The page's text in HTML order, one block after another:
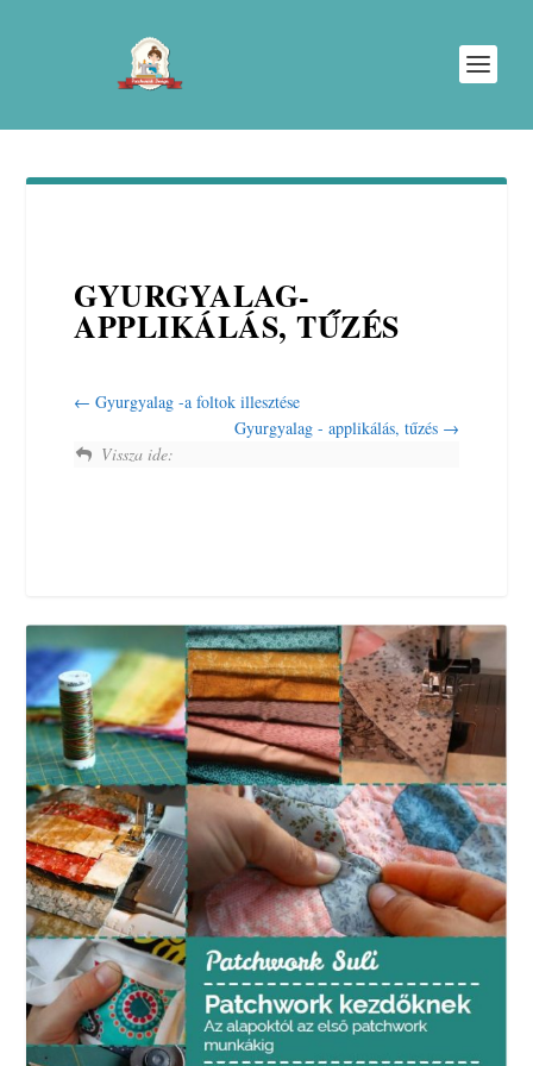
GYURGYALAG-
APPLIKÁLÁS, TŰZÉS
Gyurgyalag -a foltok illesztése
Gyurgyalag - applikálás, tűzés
Vissza ide: